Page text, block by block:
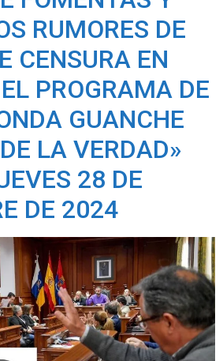
RUMORES DE
CENSURA EN
PROGRAMA DE
GUANCHE
LA VERDAD»
28 DE
DE 2024